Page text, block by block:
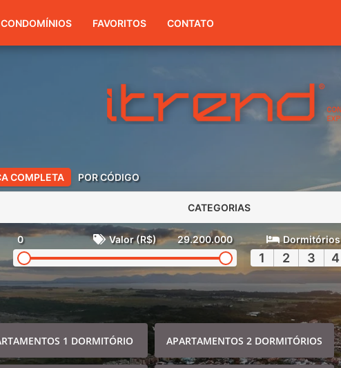
(51) 3416-7300
CONDOMÍNIOS FAVORITOS CONTATO
COMPLETA POR CÓDIGO
CATEGORIAS
0 Valor (R$) 29.200.000 Dormitórios
1 2 3 4
1 DORMITÓRIO APARTAMENTOS 2 DORMITÓRIOS